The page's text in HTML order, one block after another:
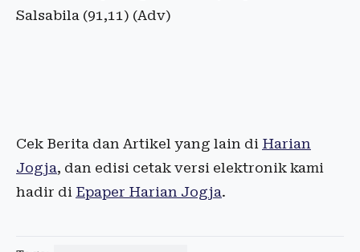
Salsabila (91,11) (Adv)
Cek Berita dan Artikel yang lain di Harian
Jogja, dan edisi cetak versi elektronik kami
hadir di Epaper Harian Jogja.